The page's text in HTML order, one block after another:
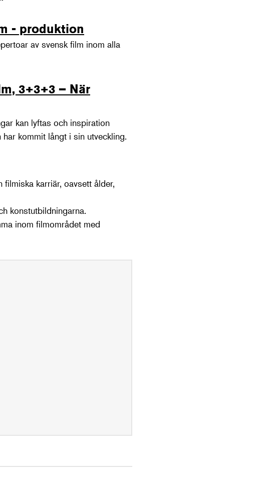
- produktion
av svensk film inom alla
3+3+3 – När
kan lyftas och inspiration
kommit långt i sin utveckling.
karriär, oavsett ålder,
konstutbildningarna.
inom filmområdet med